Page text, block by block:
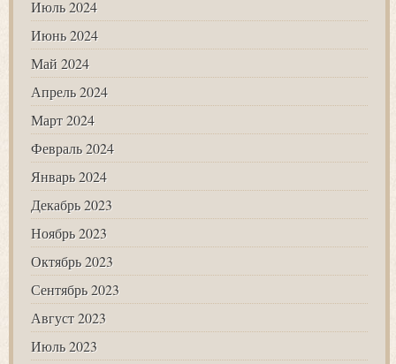
Июль 2024
Июнь 2024
Май 2024
Апрель 2024
Март 2024
Февраль 2024
Январь 2024
Декабрь 2023
Ноябрь 2023
Октябрь 2023
Сентябрь 2023
Август 2023
Июль 2023